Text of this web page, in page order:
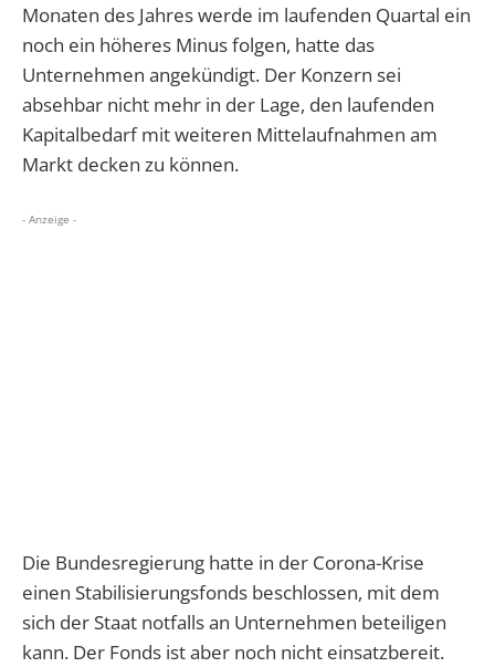
Monaten des Jahres werde im laufenden Quartal ein
noch ein höheres Minus folgen, hatte das
Unternehmen angekündigt. Der Konzern sei
absehbar nicht mehr in der Lage, den laufenden
Kapitalbedarf mit weiteren Mittelaufnahmen am
Markt decken zu können.
- Anzeige -
Die Bundesregierung hatte in der Corona-Krise
einen Stabilisierungsfonds beschlossen, mit dem
sich der Staat notfalls an Unternehmen beteiligen
kann. Der Fonds ist aber noch nicht einsatzbereit.